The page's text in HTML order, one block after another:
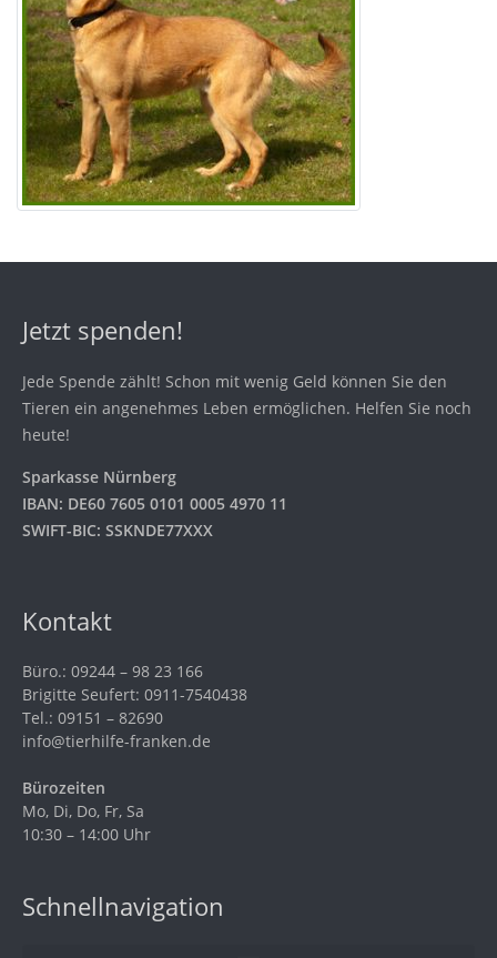
Jetzt spenden!
Jede Spende zählt! Schon mit wenig Geld können Sie den
Tieren ein angenehmes Leben ermöglichen. Helfen Sie noch
heute!
Sparkasse Nürnberg
IBAN: DE60 7605 0101 0005 4970 11
SWIFT-BIC: SSKNDE77XXX
Kontakt
Büro.: 09244 – 98 23 166
Brigitte Seufert: 0911-7540438
Tel.: 09151 – 82690
info@tierhilfe-franken.de
Bürozeiten
Mo, Di, Do, Fr, Sa
10:30 – 14:00 Uhr
Schnellnavigation